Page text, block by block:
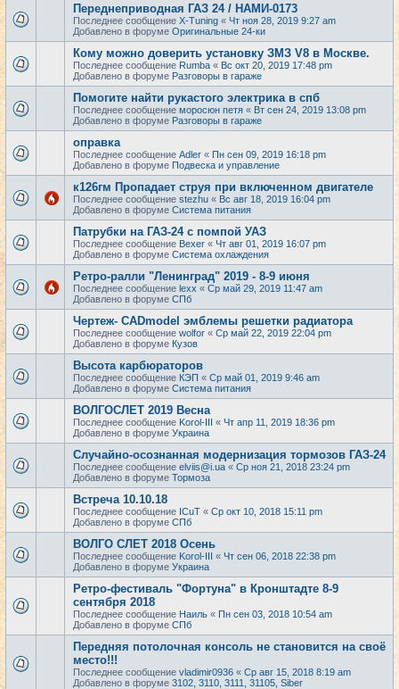
Переднеприводная ГАЗ 24 / НАМИ-0173
Последнее сообщение X-Tuning « Чт ноя 28, 2019 9:27 am
Добавлено в форуме Оригинальные 24-ки
Кому можно доверить установку ЗМЗ V8 в Москве.
Последнее сообщение Rumba « Вс окт 20, 2019 17:48 pm
Добавлено в форуме Разговоры в гараже
Помогите найти рукастого электрика в спб
Последнее сообщение моросюн петя « Вт сен 24, 2019 13:08 pm
Добавлено в форуме Разговоры в гараже
оправка
Последнее сообщение Adler « Пн сен 09, 2019 16:18 pm
Добавлено в форуме Подвеска и управление
к126гм Пропадает струя при включенном двигателе
Последнее сообщение stezhu « Вс авг 18, 2019 16:04 pm
Добавлено в форуме Система питания
Патрубки на ГАЗ-24 с помпой УАЗ
Последнее сообщение Bexer « Чт авг 01, 2019 16:07 pm
Добавлено в форуме Система охлаждения
Ретро-ралли "Ленинград" 2019 - 8-9 июня
Последнее сообщение lexx « Ср май 29, 2019 11:47 am
Добавлено в форуме СПб
Чертеж- CADmodel эмблемы решетки радиатора
Последнее сообщение wolfor « Ср май 22, 2019 22:04 pm
Добавлено в форуме Кузов
Высота карбюраторов
Последнее сообщение КЭП « Ср май 01, 2019 9:46 am
Добавлено в форуме Система питания
ВОЛГОСЛЕТ 2019 Весна
Последнее сообщение Korol-III « Чт апр 11, 2019 18:36 pm
Добавлено в форуме Украина
Случайно-осознанная модернизация тормозов ГАЗ-24
Последнее сообщение elviis@i.ua « Ср ноя 21, 2018 23:24 pm
Добавлено в форуме Тормоза
Встреча 10.10.18
Последнее сообщение ICuT « Ср окт 10, 2018 15:11 pm
Добавлено в форуме СПб
ВОЛГО СЛЕТ 2018 Осень
Последнее сообщение Korol-III « Чт сен 06, 2018 22:38 pm
Добавлено в форуме Украина
Ретро-фестиваль "Фортуна" в Кронштадте 8-9
сентября 2018
Последнее сообщение Наиль « Пн сен 03, 2018 10:54 am
Добавлено в форуме СПб
Передняя потолочная консоль не становится на своё
место!!!
Последнее сообщение vladimir0936 « Ср авг 15, 2018 8:19 am
Добавлено в форуме 3102, 3110, 3111, 31105, Siber